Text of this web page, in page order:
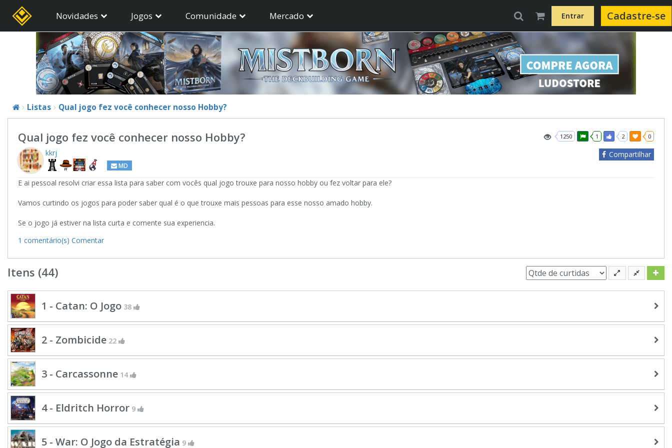
Novidades Jogos Comunidade Mercado Entrar Cadastre-se
Listas Qual jogo fez você conhecer nosso Hobby?
1250 1 2 0
Compartilhar
Qual jogo fez você conhecer nosso Hobby?
kkrj
MD
E ai pessoal resolvi criar essa lista para saber com vocês qual jogo trouxe para nosso hobby ou fez voltar para ele?
Vamos curtindo os jogos para poder saber qual é o que trouxe mais pessoas para esse nosso amado hobby.
Se o jogo já estiver na lista curta e comente sua experiencia.
1 comentário(s) Comentar
Itens (44)
1 - Catan: O Jogo 38
2 - Zombicide 22
3 - Carcassonne 14
4 - Eldritch Horror 9
5 - War: O Jogo da Estratégia 9